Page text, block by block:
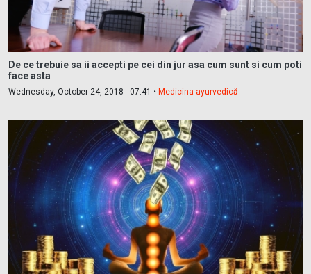
De ce trebuie sa ii accepti pe cei din jur asa cum sunt si cum poti
face asta
Wednesday, October 24, 2018 - 07:41 • Medicina ayurvedică